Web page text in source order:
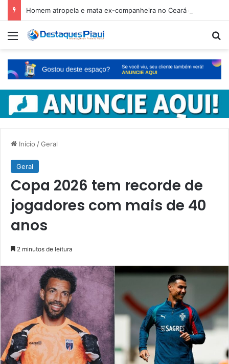
Menu
Início /Geral
Geral
Copa 2026 tem recorde de
jogadores com mais de 40
anos
2 minutos de leitura